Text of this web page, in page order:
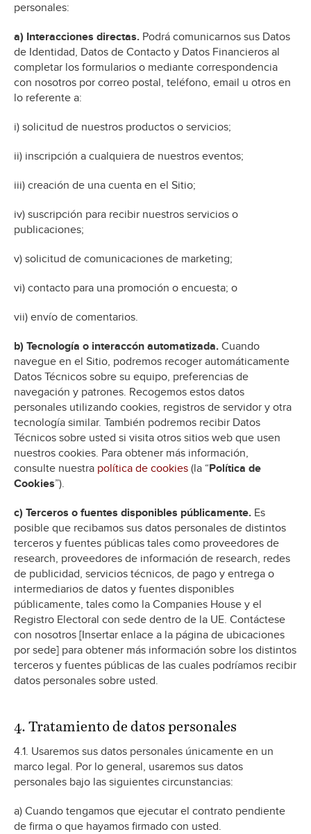
personales:
a) Interacciones directas. Podrá comunicarnos sus Datos
de Identidad, Datos de Contacto y Datos Financieros al
completar los formularios o mediante correspondencia
con nosotros por correo postal, teléfono, email u otros en
lo referente a:
i) solicitud de nuestros productos o servicios;
ii) inscripción a cualquiera de nuestros eventos;
iii) creación de una cuenta en el Sitio;
iv) suscripción para recibir nuestros servicios o
publicaciones;
v) solicitud de comunicaciones de marketing;
vi) contacto para una promoción o encuesta; o
vii) envío de comentarios.
b) Tecnología o interaccón automatizada. Cuando
navegue en el Sitio, podremos recoger automáticamente
Datos Técnicos sobre su equipo, preferencias de
navegación y patrones. Recogemos estos datos
personales utilizando cookies, registros de servidor y otra
tecnología similar. También podremos recibir Datos
Técnicos sobre usted si visita otros sitios web que usen
nuestros cookies. Para obtener más información,
consulte nuestra política de cookies (la “Política de
Cookies”).
c) Terceros o fuentes disponibles públicamente. Es
posible que recibamos sus datos personales de distintos
terceros y fuentes públicas tales como proveedores de
research, proveedores de información de research, redes
de publicidad, servicios técnicos, de pago y entrega o
intermediarios de datos y fuentes disponibles
públicamente, tales como la Companies House y el
Registro Electoral con sede dentro de la UE. Contáctese
con nosotros [Insertar enlace a la página de ubicaciones
por sede] para obtener más información sobre los distintos
terceros y fuentes públicas de las cuales podríamos recibir
datos personales sobre usted.
4. Tratamiento de datos personales
4.1. Usaremos sus datos personales únicamente en un
marco legal. Por lo general, usaremos sus datos
personales bajo las siguientes circunstancias:
a) Cuando tengamos que ejecutar el contrato pendiente
de firma o que hayamos firmado con usted.